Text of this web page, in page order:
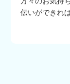
伝いができれ